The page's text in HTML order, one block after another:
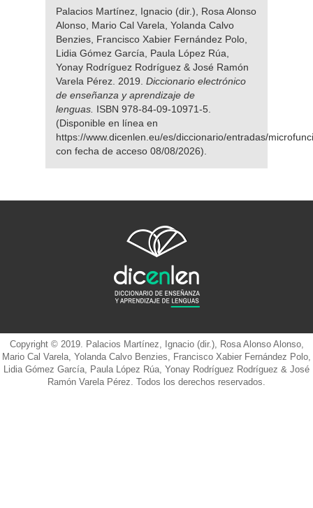
Palacios Martínez, Ignacio (dir.), Rosa Alonso
Alonso, Mario Cal Varela, Yolanda Calvo
Benzies, Francisco Xabier Fernández Polo,
Lidia Gómez García, Paula López Rúa,
Yonay Rodríguez Rodríguez & José Ramón
Varela Pérez. 2019. Diccionario electrónico
de enseñanza y aprendizaje de
lenguas. ISBN 978-84-09-10971-5.
(Disponible en línea en
https://www.dicenlen.eu/es/diccionario/entradas/
con fecha de acceso 08/08/2026).
Copyright © 2019. Palacios Martínez, Ignacio (dir.), Rosa Alonso Alonso,
Mario Cal Varela, Yolanda Calvo Benzies, Francisco Xabier Fernández Polo,
Lidia Gómez García, Paula López Rúa, Yonay Rodríguez Rodríguez & José
Ramón Varela Pérez. Todos los derechos reservados.